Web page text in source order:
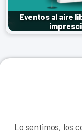
Eventos al aire
Lo sentimos, los